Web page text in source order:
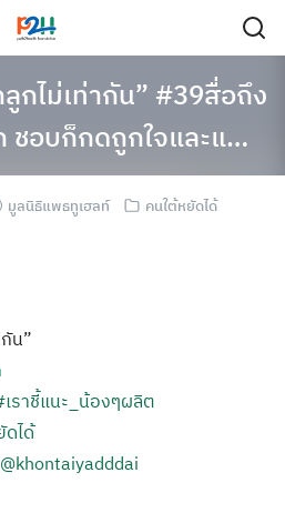
กไม่เท่ากัน” #39สื่อถึง
ชอบก็กดถูกใจและแ…
มูลนิธิแพธทูเฮลท์ คนใต้หยัดได้
น”
เราชี้แนะ_น้องๆผลิต
ดได้